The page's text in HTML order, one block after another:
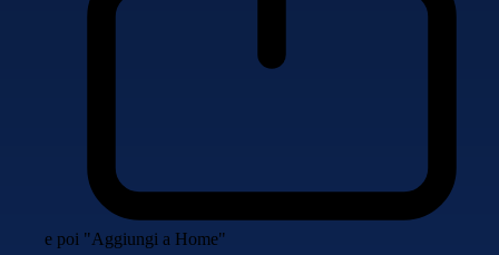
e poi "Aggiungi a Home"